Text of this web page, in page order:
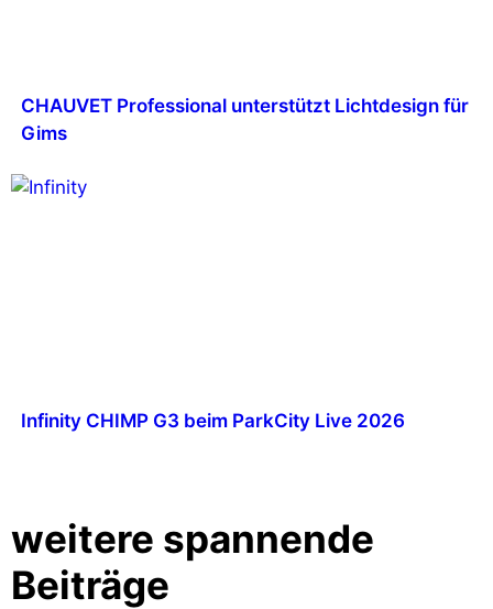
CHAUVET Professional unterstützt Lichtdesign für
Gims
Infinity CHIMP G3 beim ParkCity Live 2026
weitere spannende
Beiträge